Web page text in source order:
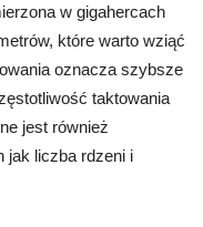
w gigahercach
które warto wziąć
oznacza szybsze
taktowania
jest również
jak liczba rdzeni i